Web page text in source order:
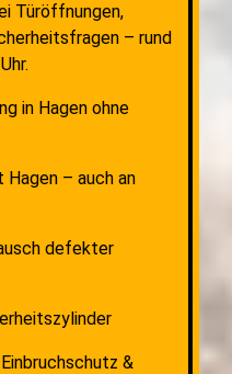
Türöffnungen,
– rund
in Hagen ohne
– auch an
defekter
&